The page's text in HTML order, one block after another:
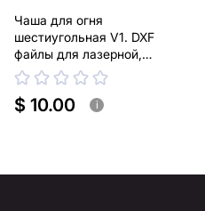
Чаша для огня
шестиугольная V1. DXF
файлы для лазерной,
плазменной резки
$ 10.00 i